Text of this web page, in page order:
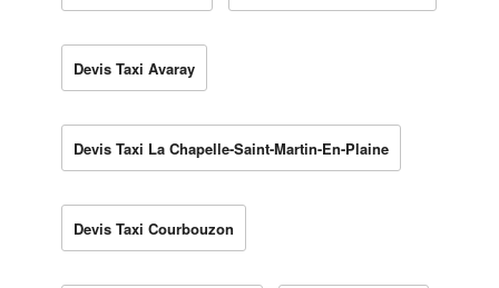
Devis Taxi Avaray
Devis Taxi La Chapelle-Saint-Martin-En-Plaine
Devis Taxi Courbouzon